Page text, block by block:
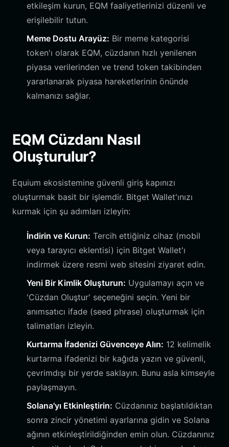
etkileşim kurun, EQM faaliyetlerinizi düzenli ve
erişilebilir tutun.
Meme Dostu Arayüz: Bir meme kategorisi
token'ı olarak EQM, cüzdanın hızlı yenilenen
piyasa verilerinden ve trend token takibinden
yararlanarak piyasa hareketlerinin önünde
kalmanızı sağlar.
EQM Cüzdanı Nasıl
Oluşturulur?
Equium ekosistemine güvenli giriş kapınızı
oluşturmak basit bir işlemdir. Bitget Wallet'ınızı
kurmak için şu adımları izleyin:
İndirin ve Kurun: Tercih ettiğiniz cihaz (mobil
veya tarayıcı eklentisi) için Bitget Wallet'ı
indirmek üzere resmi web sitesini ziyaret edin.
Yeni Bir Kimlik Oluşturun: Uygulamayı açın ve
'Cüzdan Oluştur' seçeneğini seçin. Yeni bir
anımsatıcı ifade (seed phrase) oluşturmak için
talimatları izleyin.
Kurtarma İfadenizi Güvenceye Alın: 12 kelimelik
kurtarma ifadenizi bir kağıda yazın ve güvenli,
çevrimdışı bir yerde saklayın. Bunu asla kimseyle
paylaşmayın.
Solana'yı Etkinleştirin: Cüzdanınız başlatıldıktan
sonra zincir yönetimi ayarlarına gidin ve Solana
ağının etkinleştirildiğinden emin olun. Cüzdanınız